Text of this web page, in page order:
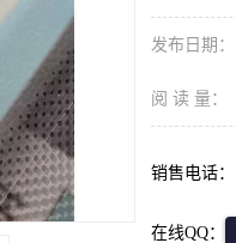
发布日期：
阅 读 量：
销售电话：
在线QQ：